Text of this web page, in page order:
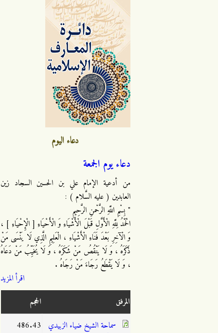
دعاء اليوم
دعاء يوم الجمعة
من أدعية الإمام علي بن الحسين السجاد زين
العابدين ( عليه السَّلام ) :
" بِسْمِ اللَّهِ الرَّحْمنِ الرَّحِيمِ
الْحَمْدُ لِلَّهِ الْأَوَّلِ قَبْلَ الْأَشْيَاءِ وَ الْأَحْيَاءِ [ الْإِحْيَاءِ ] ،
وَ الْآخِرِ بَعْدَ فَنَاءِ الْأَشْيَاءِ ، الْعَلِيمِ الَّذِي لَا يَنْسَى مَنْ
ذَكَرَهُ ، وَ لَا يَنْقُصُ مَنْ شَكَرَهُ ، وَ لَا يُخَيِّبُ مَنْ دَعَاهُ
، وَ لَا يَقْطَعُ رَجَاءَ مَنْ رَجَاهُ .
اقرأ المزيد
المرفق
الحجم
سماحة الشيخ ضياء الزبيدي
486.43